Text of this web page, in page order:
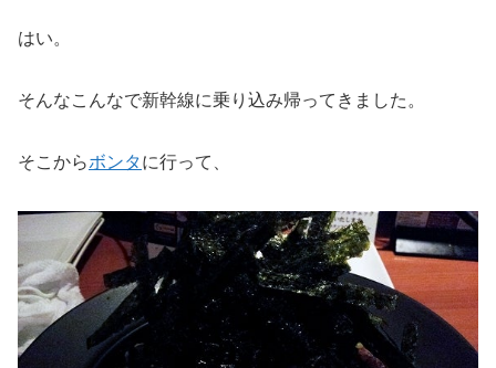
はい。
そんなこんなで新幹線に乗り込み帰ってきました。
そこからボンタに行って、